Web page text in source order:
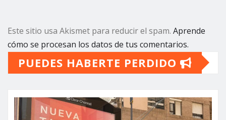
Este sitio usa Akismet para reducir el spam. Aprende
cómo se procesan los datos de tus comentarios.
PUEDES HABERTE PERDIDO